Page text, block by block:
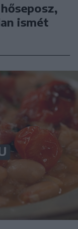
ismét